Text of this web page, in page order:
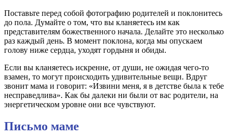
Поставьте перед собой фотографию родителей и поклонитесь
до пола. Думайте о том, что вы кланяетесь им как
представителям божественного начала. Делайте это несколько
раз каждый день. В момент поклона, когда мы опускаем
голову ниже сердца, уходят гордыня и обиды.
Если вы кланяетесь искренне, от души, не ожидая чего-то
взамен, то могут происходить удивительные вещи. Вдруг
звонит мама и говорит: «Извини меня, я в детстве была к тебе
несправедлива». Как бы далеки ни были от вас родители, на
энергетическом уровне они все чувствуют.
Письмо маме